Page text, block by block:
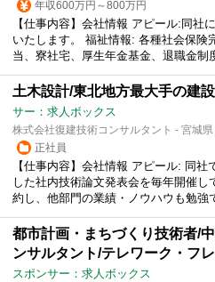
年収600万円～800万円
【仕事内容】会社情報 アピール:同社
いたします。 福祉情報: 各種社会保険
当、寮社宅、厚生年金基金、退職金制
土木設計/東北地方最大手の建
サー：求人ボックス
株式会社復建技術コンサルタント - 宮城
正社員
【仕事内容】会社情報 アピール: 同
した社内技術論文発表会を毎年開催
約し、他部門の業績・ノウハウも勉強
都市計画・まちづくり技術者/
ンサルタント/テレワーク・フ
スポンサー：求人ボックス